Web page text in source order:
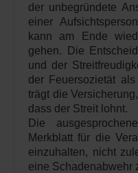
der unbegründete
einer
kann am Ende
gehen. Die
und der
der Feuersozietät
trägt die
dass der Streit lohnt.
Die
Merkblatt für die
einzuhalten, nicht
eine Schadenabwehr